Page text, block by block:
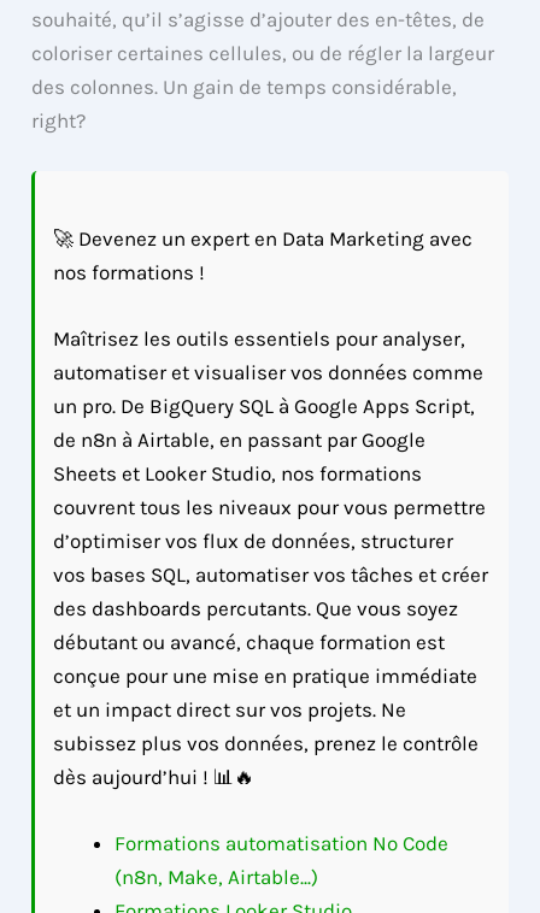
souhaité, qu’il s’agisse d’ajouter des en-têtes, de
coloriser certaines cellules, ou de régler la largeur
des colonnes. Un gain de temps considérable,
right?
🚀 Devenez un expert en Data Marketing avec
nos formations !
Maîtrisez les outils essentiels pour analyser,
automatiser et visualiser vos données comme
un pro. De BigQuery SQL à Google Apps Script,
de n8n à Airtable, en passant par Google
Sheets et Looker Studio, nos formations
couvrent tous les niveaux pour vous permettre
d’optimiser vos flux de données, structurer
vos bases SQL, automatiser vos tâches et créer
des dashboards percutants. Que vous soyez
débutant ou avancé, chaque formation est
conçue pour une mise en pratique immédiate
et un impact direct sur vos projets. Ne
subissez plus vos données, prenez le contrôle
dès aujourd’hui ! 📊🔥
Formations automatisation No Code
(n8n, Make, Airtable...)